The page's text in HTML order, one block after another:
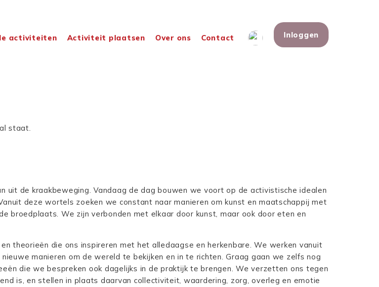
activiteiten Activiteit plaatsen Over ons Contact Inloggen
staat.
uit de kraakbeweging. Vandaag de dag bouwen we voort op de activistische idealen
deze wortels zoeken we constant naar manieren om kunst en maatschappij met
broedplaats. We zijn verbonden met elkaar door kunst, maar ook door eten en
theorieën die ons inspireren met het alledaagse en herkenbare. We werken vanuit
manieren om de wereld te bekijken en in te richten. Graag gaan we zelfs nog
die we bespreken ook dagelijks in de praktijk te brengen. We verzetten ons tegen
is, en stellen in plaats daarvan collectiviteit, waardering, zorg, overleg en emotie